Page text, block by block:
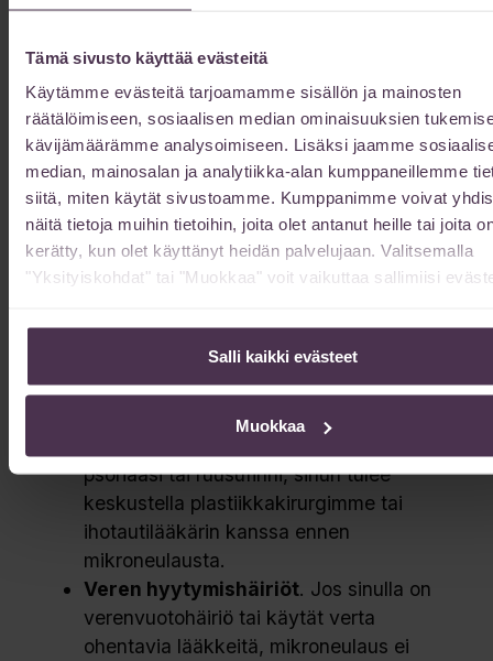
Tämä sivusto käyttää evästeitä
Käytämme evästeitä tarjoamamme sisällön ja mainosten
räätälöimiseen, sosiaalisen median ominaisuuksien
kävijämäärämme analysoimiseen. Lisäksi jaamme
median, mainosalan ja analytiikka-alan kumppaneillemme
siitä, miten käytät sivustoamme. Kumppanimme voivat
näitä tietoja muihin tietoihin, joita olet antanut heille tai joita
kerätty, kun olet käyttänyt heidän palvelujaan. Valitsemalla
"Yksityiskohdat" tai "Muokkaa" voit vaikuttaa sallimiisi
Salli kaikki evästeet
Muokkaa
Aktiiviset ihoinfektiot.
herpesepidemia tai aktiivinen akne, on
yleensä suositeltavaa välttää
mikroneulausta.
Viimeaikaiset ihohoidot.Jos olet
äskettäin käynyt muissa ihonhoidoissa,
kuten kemiallisessa kuorinnassa,
laserhoidossa tai saanut ruiskeena
annettavia täyteaineita, yleensä hoitojen
vuorokautta.
Raskaana olevia henkilöitä
kehotetaan yleensä välttämään
psoriaasi tai ruusufinni, sinun tulee
keskustella plastiikkakirurgimme tai
ihotautilääkärin kanssa ennen
mikroneulausta.
Veren hyytymishäiriöt. Jos sinulla on
verenvuotohäiriö tai käytät verta
ohentavia lääkkeitä, mikroneulaus ei